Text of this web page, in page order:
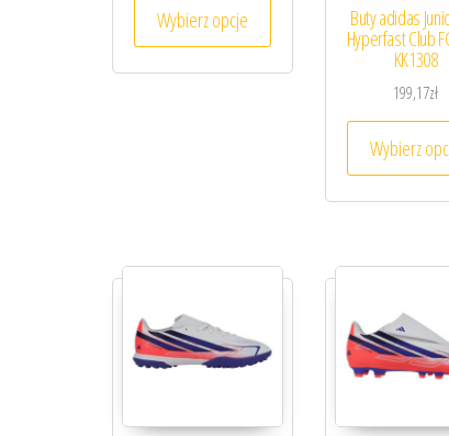
Wybierz opcje Buty adidas
Hyperfast Club
KK1308
199,17zł
Wybierz